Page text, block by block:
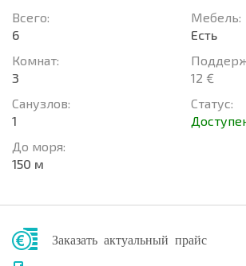
Всего:
6
Комнат:
3
Санузлов:
1
До моря:
150 м
Мебель:
Есть
12 €
Статус:
Заказать актуальный прайс